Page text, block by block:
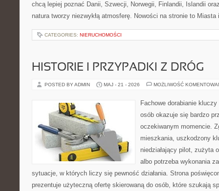
chcą lepiej poznać Danii, Szwecji, Norwegii, Finlandii, Islandii
natura tworzy niezwykłą atmosferę. Nowości na stronie to
CATEGORIES: NIERUCHOMOŚCI
HISTORIE I PRZYPADKI Z DRÓG
POSTED BY ADMIN MAJ - 21 - 2026 MOŻLIWOŚĆ
Fachowe dorabianie
osób okazuje się bardzo
oczekiwanym momencie.
mieszkania, uszkodzony
niedziałający pilot, zużyta
albo potrzeba wykonania
sytuacje, w których liczy się pewność działania. Strona
prezentuje użyteczną ofertę skierowaną do osób, które szukają